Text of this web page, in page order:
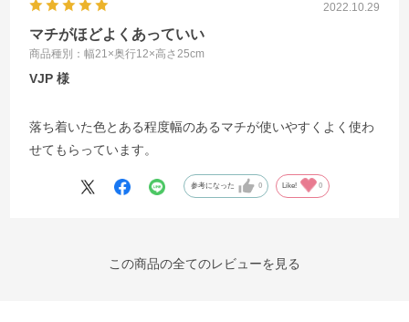
2022.10.29
マチがほどよくあっていい
商品種別：幅21×奥行12×高さ25cm
VJP
落ち着いた色とある程度幅のあるマチが使いやすくよく使わ
せてもらっています。
参考になった 0 Like! 0
この商品の全てのレビューを見る